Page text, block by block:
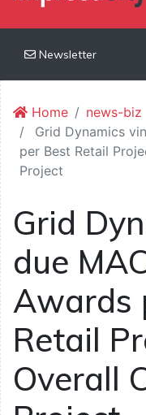
Newsletter
Home
news-biz
Grid Dynamics
per Best Retail
Project
Grid
due
Awards
Retail
Overall